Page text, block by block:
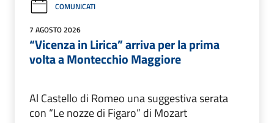
COMUNICATI
7 AGOSTO 2026
“Vicenza in Lirica” arriva per la prima
volta a Montecchio Maggiore
Al Castello di Romeo una suggestiva serata
con “Le nozze di Figaro” di Mozart